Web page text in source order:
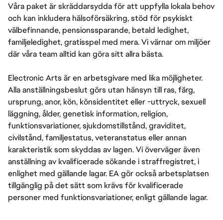
Våra paket är skräddarsydda för att uppfylla lokala behov
och kan inkludera hälsoförsäkring, stöd för psykiskt
välbefinnande, pensionssparande, betald ledighet,
familjeledighet, gratisspel med mera. Vi värnar om miljöer
där våra team alltid kan göra sitt allra bästa.
Electronic Arts är en arbetsgivare med lika möjligheter.
Alla anställningsbeslut görs utan hänsyn till ras, färg,
ursprung, anor, kön, könsidentitet eller -uttryck, sexuell
läggning, ålder, genetisk information, religion,
funktionsvariationer, sjukdomstillstånd, graviditet,
civilstånd, familjestatus, veteranstatus eller annan
karakteristik som skyddas av lagen. Vi överväger även
anställning av kvalificerade sökande i straffregistret, i
enlighet med gällande lagar. EA gör också arbetsplatsen
tillgänglig på det sätt som krävs för kvalificerade
personer med funktionsvariationer, enligt gällande lagar.